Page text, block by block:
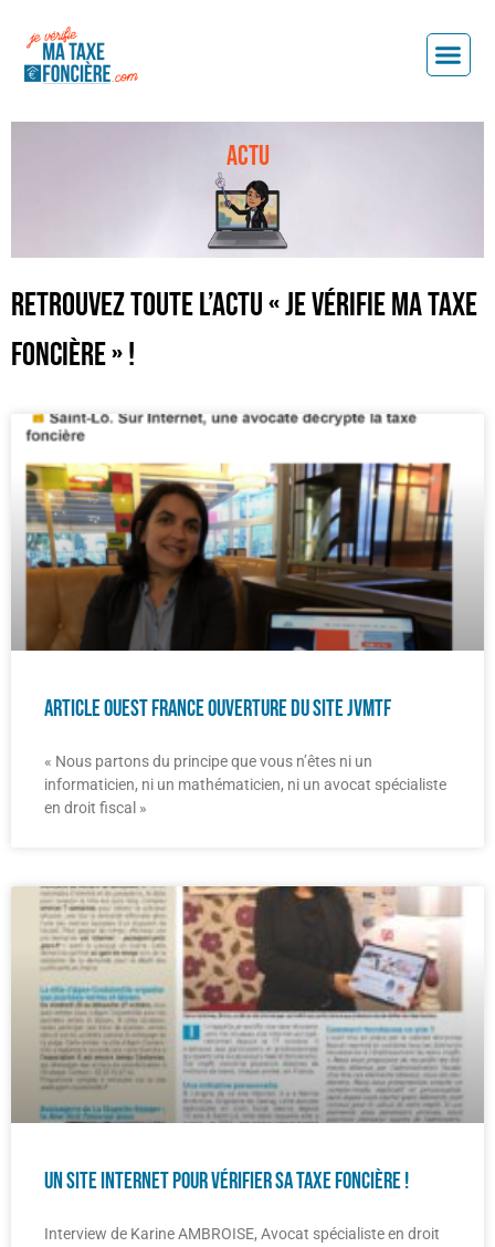
ACTU
Retrouvez toute l’actu « je vérifie ma taxe
foncière » !
Article Ouest France Ouverture du site JVMTF
« Nous partons du principe que vous n’êtes ni un
informaticien, ni un mathématicien, ni un avocat spécialiste
en droit fiscal »
Un site internet pour vérifier sa taxe foncière !
Interview de Karine AMBROISE, Avocat spécialiste en droit